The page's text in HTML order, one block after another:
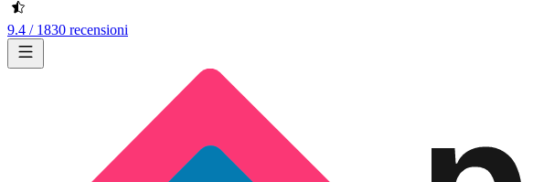
9.4 / 1830 recensioni